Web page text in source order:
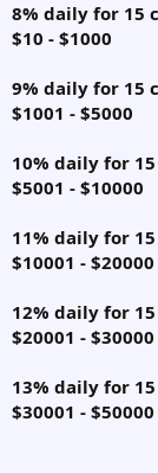
оптимизации
8% daily for 15
$10 - $1000
9% daily for 15
$1001 - $5000
10% daily for
$5001 - $10000
11% daily for
$10001 - $20000
12% daily for
$20001 - $30000
13% daily for
$30001 - $50000